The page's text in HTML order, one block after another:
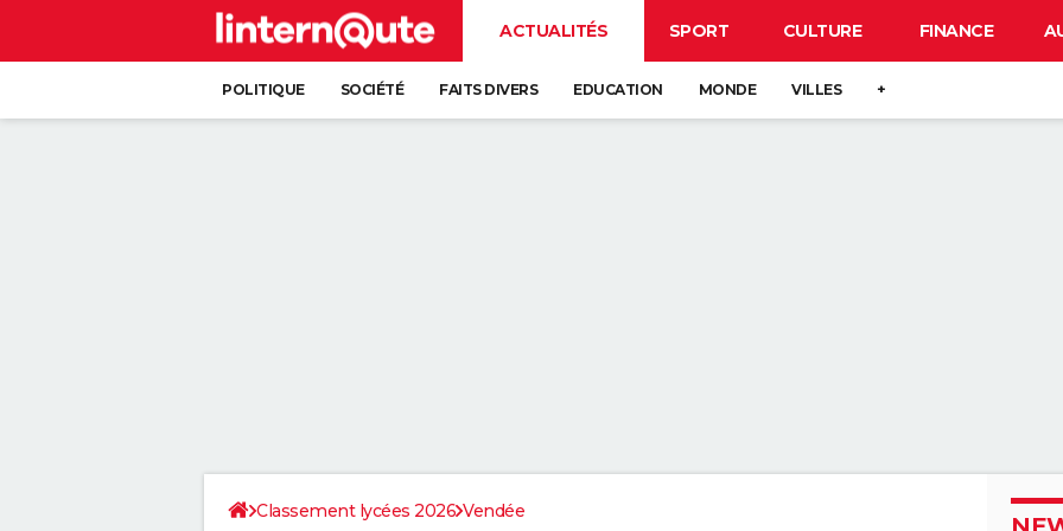
ACTUALITÉS SPORT CULTURE FINANCE
POLITIQUE SOCIÉTÉ FAITS DIVERS EDUCATION MONDE VILLES +
Classement lycées 2026 Vendée